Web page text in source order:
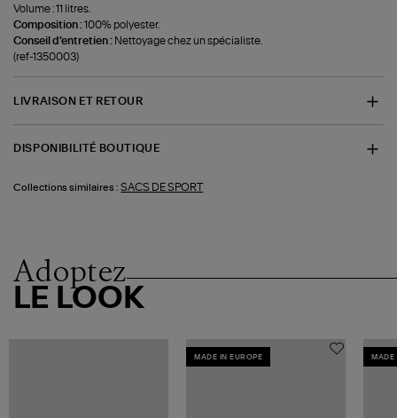
Volume : 11 litres.
Composition :100% polyester.
Conseil d'entretien : Nettoyage chez un spécialiste.
(ref-1350003)
LIVRAISON ET RETOUR
DISPONIBILITÉ BOUTIQUE
Collections similaires : SACS DE SPORT
Adoptez
LE LOOK
MADE IN EUROPE MADE